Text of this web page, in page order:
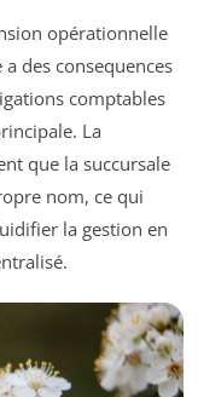
opérationnelle
des consequences
comptables
La
que la succursale
nom, ce qui
la gestion en